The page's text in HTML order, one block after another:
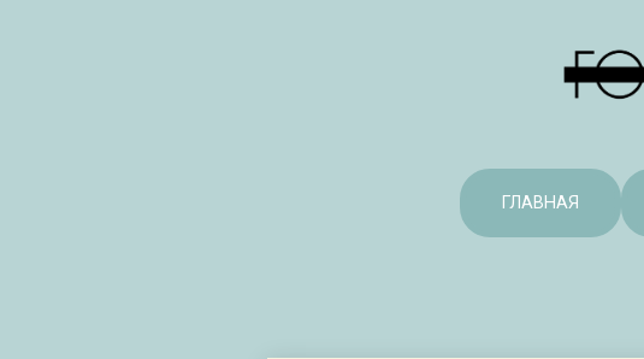
ГЛАВНАЯ